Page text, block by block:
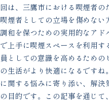
回は、三鷹市における喫煙者の
喫煙者としての立場を傷めな
調和を保つための実用的なア
で上手に喫煙スペースを利用
員としての意識を高めるため
の生活がより快適になるです
に関する悩みに寄り添い、解
の目的です。この記事を通じ